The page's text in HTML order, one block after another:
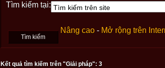
Tìm kiếm tại:
Nâng cao - Mở rộng trên
Kết quả tìm kiếm trên "Giải pháp": 3